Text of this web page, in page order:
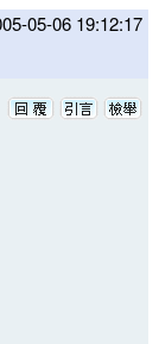
05-06 19:12:17